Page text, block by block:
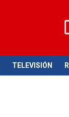
TELEVISIÓN